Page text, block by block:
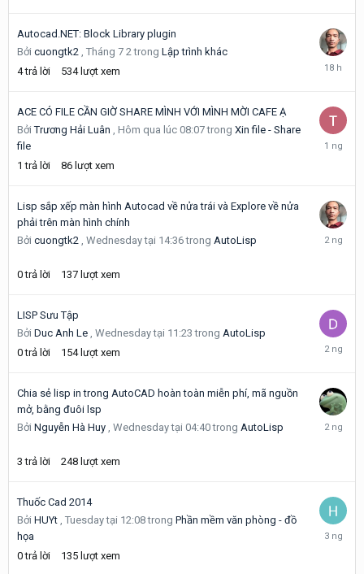
Autocad.NET: Block Library plugin
Bởi cuongtk2 , Tháng 7 2trong Lập trình khác
4 trả lời 534 lượt xem
18
ACE CÓ FILE CẦN GIỜ SHARE MÌNH VỚI MÌNH MỜI CAFE Ạ
BởiTrương Hải Luân , Hôm qua lúc 08:07trong Xin file - Share
file
1 trả lời 86 lượt xem
Hôm
Lisp sắp xếp màn hình Autocad về nửa trái và Explore về nửa
phải trên màn hình chính
Bởi cuongtk2 , Wednesday tại 14:36trong AutoLisp
0 trả lời 137 lượt xem
LISP Sưu Tập
Bởi Duc Anh Le , Wednesday tại 11:23trong AutoLisp
0 trả lời 154 lượt xem
Chia sẻ lisp in trong AutoCAD hoàn toàn miễn phí, mã nguồn
mở, bằng đuôi lsp
Bởi Nguyễn Hà Huy , Wednesday tại 04:40trong AutoLisp
3 trả lời 248 lượt xem
Thuốc Cad 2014
Bởi HUYt , Tuesday tại 12:08trong Phần mềm văn phòng - đồ
họa
0 trả lời 135 lượt xem
Tuesday